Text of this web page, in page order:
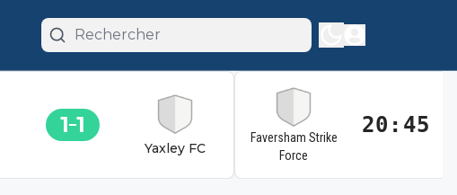
1 1
Yaxley FC
Faversham Strike
Force
20:45